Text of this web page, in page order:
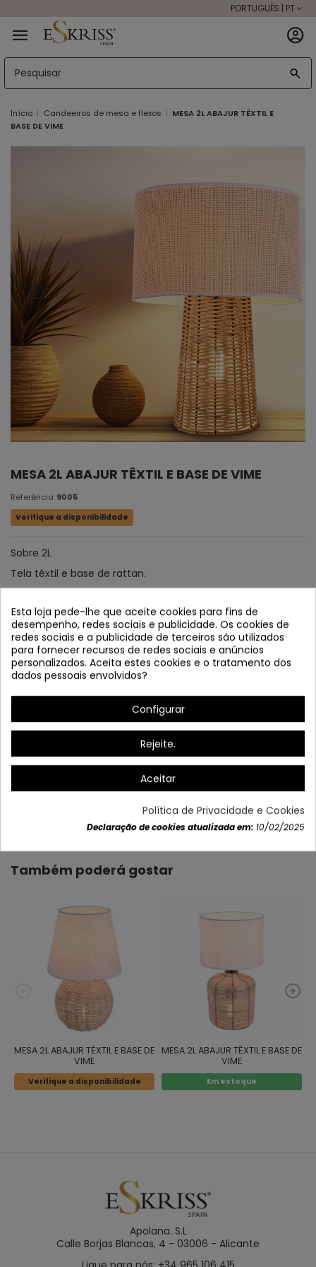
PORTUGUÊS | PT
Início Candeeiros de mesa e flexos
MESA 2L ABAJUR TÊXTIL E
BASE DE VIME
MESA 2L ABAJUR TÊXTIL E BASE DE VIME
Referência 9005
Verifique a disponibilidade
Sobre 2L
Tela têxtil e base de rattan.
* Possibilidade de colocar apenas uma lâmpada
Dados do produto
Também poderá gostar
MESA 2L ABAJUR TÊXTIL E BASE DE
VIME
Verifique a disponibilidade
MESA 2L ABAJUR TÊXTIL E BASE DE
VIME
Em estoque
Apolana. S.L
Calle Borjas Blancas, 4 - 03006 - Alicante
Esta loja pede-lhe que aceite cookies para fins de
desempenho, redes sociais e publicidade. Os cookies de
redes sociais e a publicidade de terceiros são utilizados
para fornecer recursos de redes sociais e anúncios
personalizados. Aceita estes cookies e o tratamento dos
dados pessoais envolvidos?
Configurar
Rejeite.
Aceitar
Política de Privacidade e Cookies
Declaração de cookies atualizada em: 10/02/2025